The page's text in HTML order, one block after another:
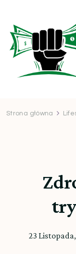
Strona główna
23